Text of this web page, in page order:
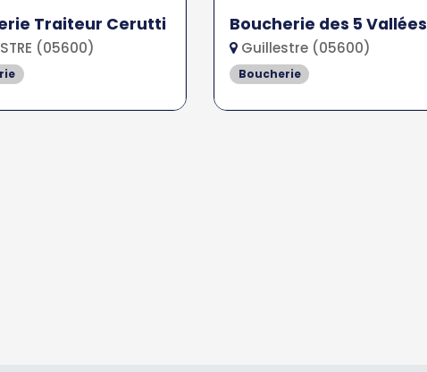
Traiteur Cerutti
(05600)
Boucherie des 5 Vallées
Guillestre (05600)
Boucherie